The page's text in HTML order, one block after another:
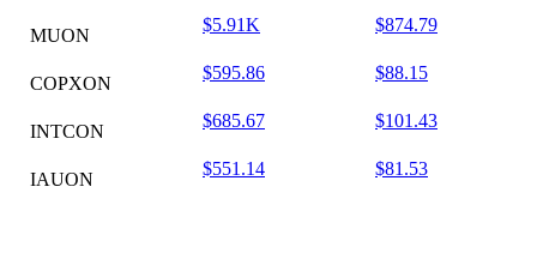
MUON
$5.91K $874.79
COPXON
$595.86 $88.15
INTCON
$685.67 $101.43
IAUON
$551.14 $81.53